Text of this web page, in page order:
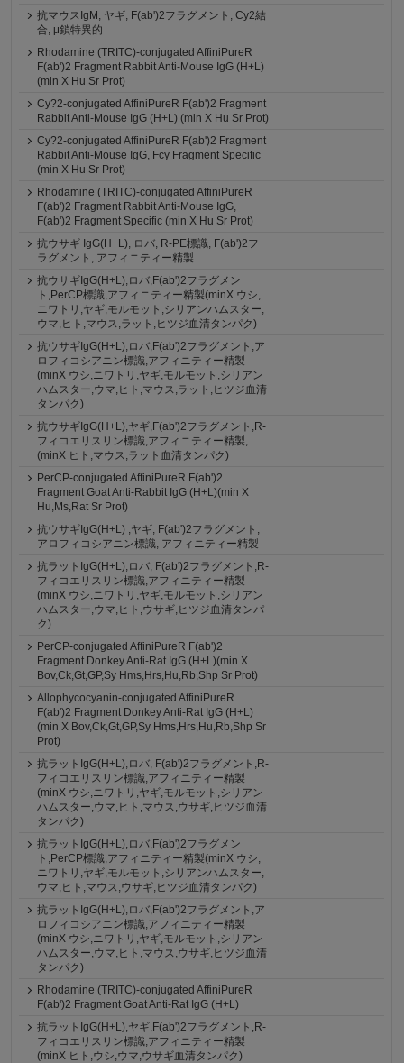
抗マウスIgM, ヤギ, F(ab')2フラグメント, Cy2結
合, μ鎖特異的
Rhodamine (TRITC)-conjugated AffiniPureR
F(ab')2 Fragment Rabbit Anti-Mouse IgG (H+L)
(min X Hu Sr Prot)
Cy?2-conjugated AffiniPureR F(ab')2 Fragment
Rabbit Anti-Mouse IgG (H+L) (min X Hu Sr Prot)
Cy?2-conjugated AffiniPureR F(ab')2 Fragment
Rabbit Anti-Mouse IgG, Fcγ Fragment Specific
(min X Hu Sr Prot)
Rhodamine (TRITC)-conjugated AffiniPureR
F(ab')2 Fragment Rabbit Anti-Mouse IgG,
F(ab')2 Fragment Specific (min X Hu Sr Prot)
抗ウサギ IgG(H+L), ロバ, R-PE標識, F(ab')2フ
ラグメント, アフィニティー精製
抗ウサギIgG(H+L),ロバ,F(ab')2フラグメン
ト,PerCP標識,アフィニティー精製(minX ウシ,
ニワトリ,ヤギ,モルモット,シリアンハムスター,
ウマ,ヒト,マウス,ラット,ヒツジ血清タンパク)
抗ウサギIgG(H+L),ロバ,F(ab')2フラグメント,ア
ロフィコシアニン標識,アフィニティー精製
(minX ウシ,ニワトリ,ヤギ,モルモット,シリアン
ハムスター,ウマ,ヒト,マウス,ラット,ヒツジ血清
タンパク)
抗ウサギIgG(H+L),ヤギ,F(ab')2フラグメント,R-
フィコエリスリン標識,アフィニティー精製,
(minX ヒト,マウス,ラット血清タンパク)
PerCP-conjugated AffiniPureR F(ab')2
Fragment Goat Anti-Rabbit IgG (H+L)(min X
Hu,Ms,Rat Sr Prot)
抗ウサギIgG(H+L) ,ヤギ, F(ab')2フラグメント,
アロフィコシアニン標識, アフィニティー精製
抗ラットIgG(H+L),ロバ, F(ab')2フラグメント,R-
フィコエリスリン標識,アフィニティー精製
(minX ウシ,ニワトリ,ヤギ,モルモット,シリアン
ハムスター,ウマ,ヒト,ウサギ,ヒツジ血清タンパ
ク)
PerCP-conjugated AffiniPureR F(ab')2
Fragment Donkey Anti-Rat IgG (H+L)(min X
Bov,Ck,Gt,GP,Sy Hms,Hrs,Hu,Rb,Shp Sr Prot)
Allophycocyanin-conjugated AffiniPureR
F(ab')2 Fragment Donkey Anti-Rat IgG (H+L)
(min X Bov,Ck,Gt,GP,Sy Hms,Hrs,Hu,Rb,Shp Sr
Prot)
抗ラットIgG(H+L),ロバ, F(ab')2フラグメント,R-
フィコエリスリン標識,アフィニティー精製
(minX ウシ,ニワトリ,ヤギ,モルモット,シリアン
ハムスター,ウマ,ヒト,マウス,ウサギ,ヒツジ血清
タンパク)
抗ラットIgG(H+L),ロバ,F(ab')2フラグメン
ト,PerCP標識,アフィニティー精製(minX ウシ,
ニワトリ,ヤギ,モルモット,シリアンハムスター,
ウマ,ヒト,マウス,ウサギ,ヒツジ血清タンパク)
抗ラットIgG(H+L),ロバ,F(ab')2フラグメント,ア
ロフィコシアニン標識,アフィニティー精製
(minX ウシ,ニワトリ,ヤギ,モルモット,シリアン
ハムスター,ウマ,ヒト,マウス,ウサギ,ヒツジ血清
タンパク)
Rhodamine (TRITC)-conjugated AffiniPureR
F(ab')2 Fragment Goat Anti-Rat IgG (H+L)
抗ラットIgG(H+L),ヤギ,F(ab')2フラグメント,R-
フィコエリスリン標識,アフィニティー精製
(minX ヒト,ウシ,ウマ,ウサギ血清タンパク)